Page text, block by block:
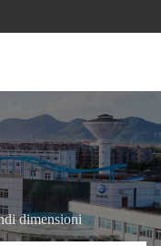
dimensioni